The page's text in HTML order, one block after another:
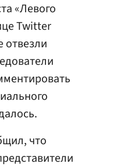
«Левого
Twitter
отвезли
что